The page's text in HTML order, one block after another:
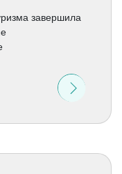
завершила